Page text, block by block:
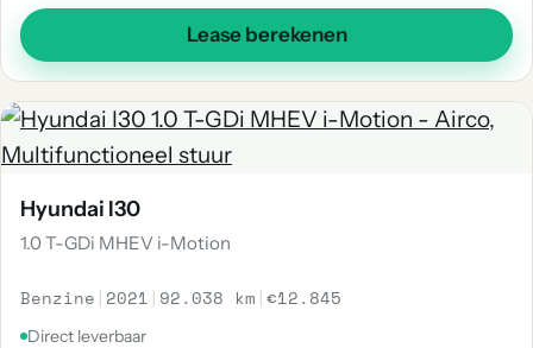
Lease berekenen
Hyundai I30
1.0 T-GDi MHEV i-Motion
Benzine | 2021 | 92.038 km |€12.845
Direct leverbaar